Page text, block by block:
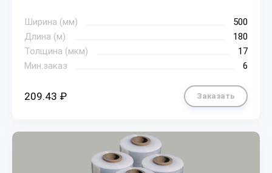
Ширина (мм)
500
Длина (м)
180
Толщина (мкм)
17
Мин.заказ
6
209.43 ₽ Заказать